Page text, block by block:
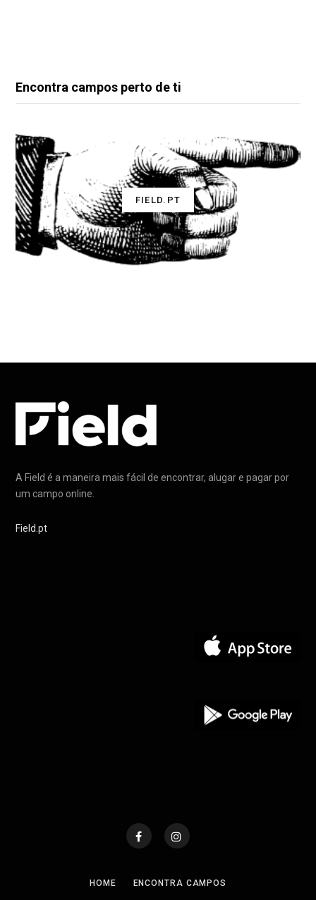
Encontra campos perto de ti
FIELD.PT
A Field é a maneira mais fácil de encontrar, alugar e pagar por
um campo online.
Field.pt
HOME ENCONTRA CAMPOS